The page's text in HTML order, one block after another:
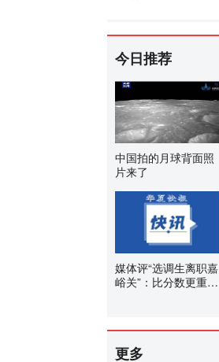
今日推荐
中国拍的月球背面照
片来了
媒体评“选调生离职嘉
峪关”：比分数更重的
更多